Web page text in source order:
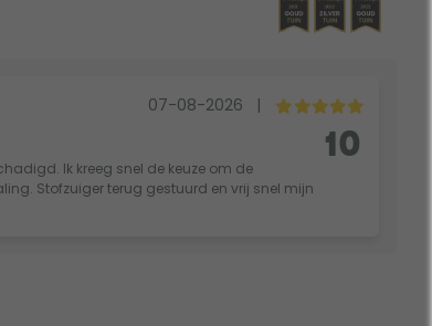
07-08-2026
|
Ik kreeg snel de keuze om de
Stofzuiger terug gestuurd en vrij snel mijn
10